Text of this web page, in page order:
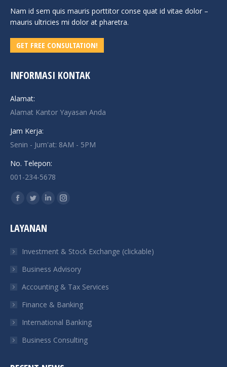
Nam id sem quis mauris porttitor conse quat id vitae dolor –
mauris ultricies mi dolor at pharetra.
GET FREE CONSULTATION!
INFORMASI KONTAK
Alamat:
Alamat Kantor Yayasan Anda
Jam Kerja:
Senin - Jum'at: 8AM - 5PM
No. Telepon:
001-234-5678
Find us on:
Facebook
opens
new
window
Twitter
opens
new
window
Linkedin
new
window
Instagram
new
window
LAYANAN
Investment & Stock Exchange (clickable)
Business Advisory
Accounting & Tax Services
Finance & Banking
International Banking
Business Consulting